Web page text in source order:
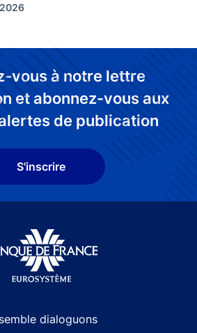
vous à notre lettre
et abonnez-vous aux
de publication
S'inscrire
dialoguons